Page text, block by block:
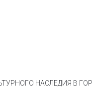
НАСЛЕДИЯ В